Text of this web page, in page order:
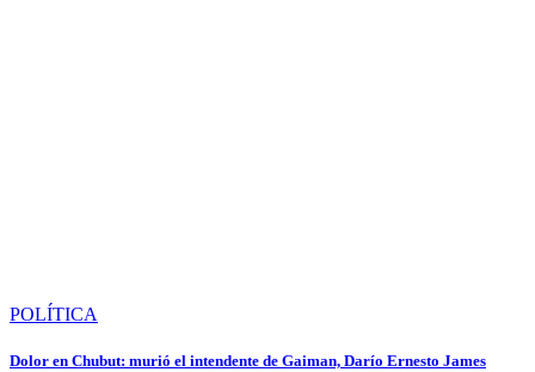
POLÍTICA
Dolor en Chubut: murió el intendente de Gaiman, Darío Ernesto James